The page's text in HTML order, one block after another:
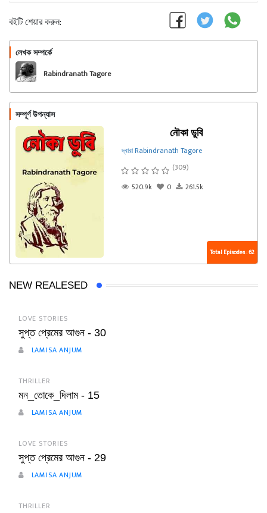
বইটি শেয়ার করুন:
লেখক সম্পর্কে
Rabindranath Tagore
সম্পূর্ণ উপন্যাস
নৌকা ডুবি
দ্বারা Rabindranath Tagore
(309)
520.9k
0 261.5k
Total Episodes : 62
NEW REALESED
LOVE STORIES
সুপ্ত প্রেমের আগুন - 30
LAMISA ANJUM
THRILLER
মন_তোকে_দিলাম - 15
LAMISA ANJUM
LOVE STORIES
সুপ্ত প্রেমের আগুন - 29
LAMISA ANJUM
THRILLER